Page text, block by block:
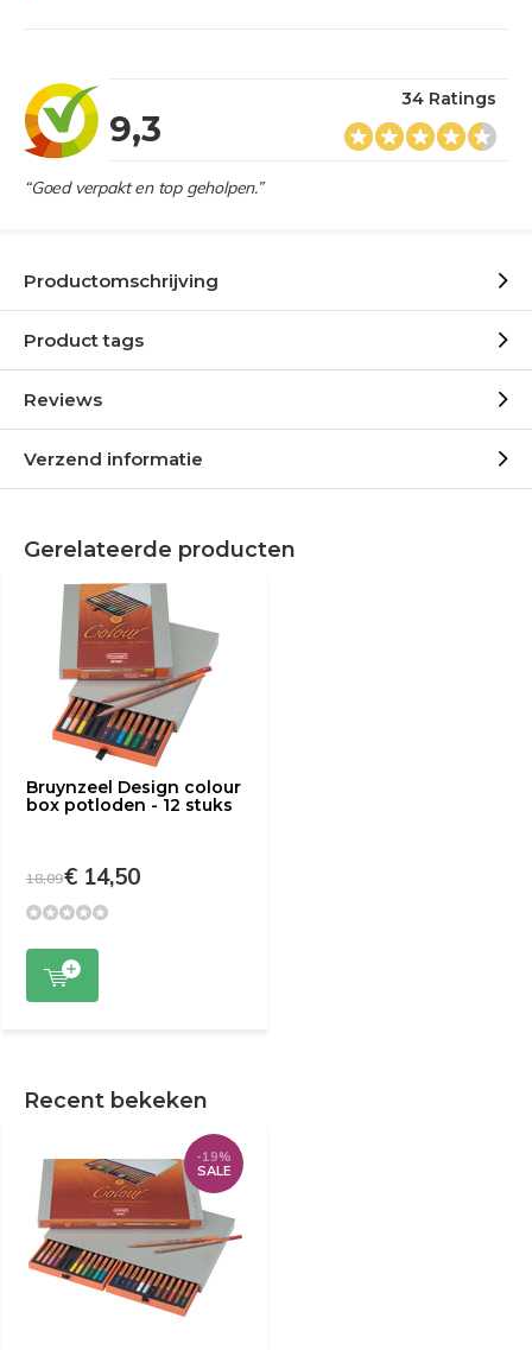
9,3
34 Ratings
“Goed verpakt en top geholpen.”
Productomschrijving
Product tags
Reviews
Verzend informatie
Gerelateerde producten
Bruynzeel Design colour
box potloden - 12 stuks
18,09€ 14,50
Recent bekeken
-19%
SALE